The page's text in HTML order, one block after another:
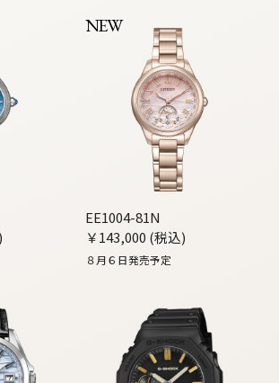
NEW
EE1004-81N
￥143,000 (税込)
８月６日発売予定